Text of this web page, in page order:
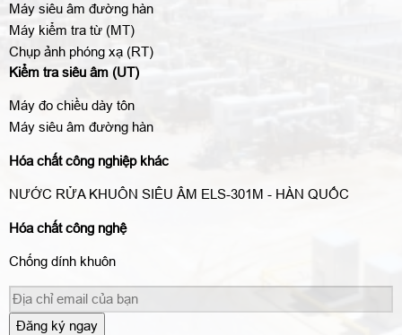
Máy siêu âm đường hàn
Máy kiểm tra từ (MT)
Chụp ảnh phóng xạ (RT)
Kiểm tra siêu âm (UT)
Máy đo chiều dày tôn
Máy siêu âm đường hàn
Hóa chất công nghiệp khác
NƯỚC RỬA KHUÔN SIÊU ÂM ELS-301M - HÀN QUỐC
Hóa chất công nghệ
Chống dính khuôn
Đăng ký ngay